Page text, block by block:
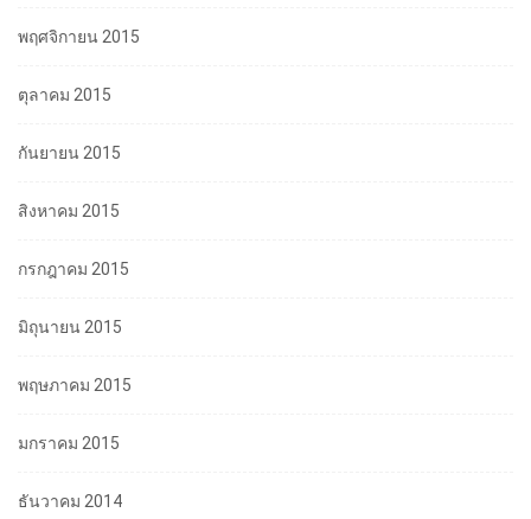
พฤศจิกายน 2015
ตุลาคม 2015
กันยายน 2015
สิงหาคม 2015
กรกฎาคม 2015
มิถุนายน 2015
พฤษภาคม 2015
มกราคม 2015
ธันวาคม 2014